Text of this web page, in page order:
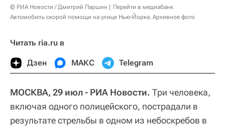
© РИА Новости / Дмитрий Паршин
Перейти в медиабанк
Автомобиль скорой помощи на улице Нью-Йорка. Архивное фото
Читать ria.ru в
Дзен МАКС Telegram
МОСКВА, 29 июл - РИА Новости. Три человека,
включая одного полицейского, пострадали в
результате стрельбы в одном из небоскребов в